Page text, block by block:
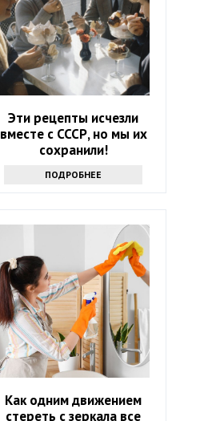
Эти рецепты исчезли
вместе с СССР, но мы их
сохранили!
ПОДРОБНЕЕ
Как одним движением
стереть с зеркала все